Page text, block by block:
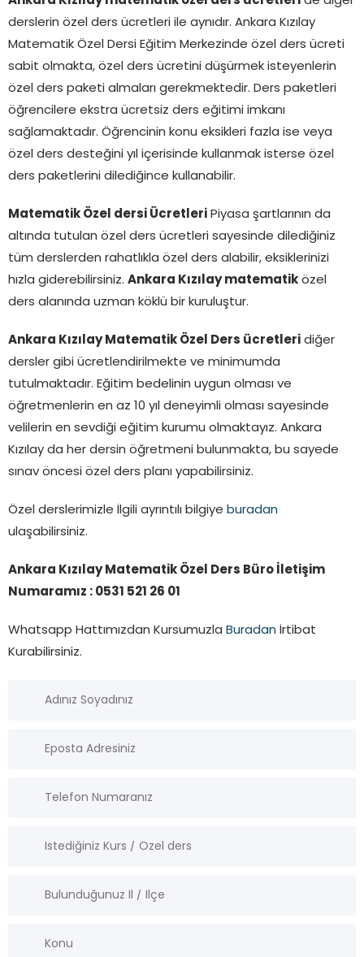
derslerin özel ders ücretleri ile aynıdır. Ankara Kızılay
Matematik Özel Dersi Eğitim Merkezinde özel ders ücreti
sabit olmakta, özel ders ücretini düşürmek isteyenlerin
özel ders paketi almaları gerekmektedir. Ders paketleri
öğrencilere ekstra ücretsiz ders eğitimi imkanı
sağlamaktadır. Öğrencinin konu eksikleri fazla ise veya
özel ders desteğini yıl içerisinde kullanmak isterse özel
ders paketlerini dilediğince kullanabilir.
Matematik Özel dersi Ücretleri Piyasa şartlarının da
altında tutulan özel ders ücretleri sayesinde dilediğiniz
tüm derslerden rahatlıkla özel ders alabilir, eksiklerinizi
hızla giderebilirsiniz. Ankara Kızılay matematik özel
ders alanında uzman köklü bir kuruluştur.
Ankara Kızılay Matematik Özel Ders ücretleri diğer
dersler gibi ücretlendirilmekte ve minimumda
tutulmaktadır. Eğitim bedelinin uygun olması ve
öğretmenlerin en az 10 yıl deneyimli olması sayesinde
velilerin en sevdiği eğitim kurumu olmaktayız. Ankara
Kızılay da her dersin öğretmeni bulunmakta, bu sayede
sınav öncesi özel ders planı yapabilirsiniz.
Özel derslerimizle İlgili ayrıntılı bilgiye buradan
ulaşabilirsiniz.
Ankara Kızılay Matematik Özel Ders Büro İletişim
Numaramız : 0531 521 26 01
Whatsapp Hattımızdan Kursumuzla Buradan İrtibat
Kurabilirsiniz.